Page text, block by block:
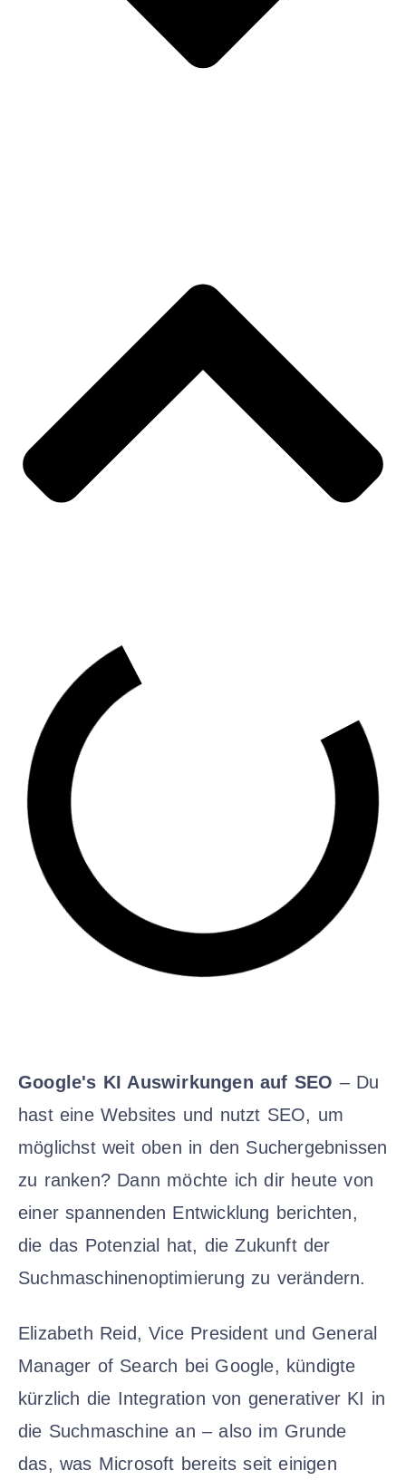
Google's KI Auswirkungen auf SEO – Du
hast eine Websites und nutzt SEO, um
möglichst weit oben in den Suchergebnissen
zu ranken? Dann möchte ich dir heute von
einer spannenden Entwicklung berichten,
die das Potenzial hat, die Zukunft der
Suchmaschinenoptimierung zu verändern.
Elizabeth Reid, Vice President und General
Manager of Search bei Google, kündigte
kürzlich die Integration von generativer KI in
die Suchmaschine an – also im Grunde
das, was Microsoft bereits seit einigen